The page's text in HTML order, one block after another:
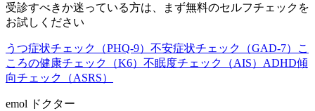
受診すべきか迷っている方は、まず無料のセルフチェックを
お試しください
うつ症状チェック（PHQ-9） 不安症状チェック（GAD-7）
こ
ころの健康チェック（K6） 不眠度チェック（AIS） ADHD傾
向チェック（ASRS）
emol ドクター